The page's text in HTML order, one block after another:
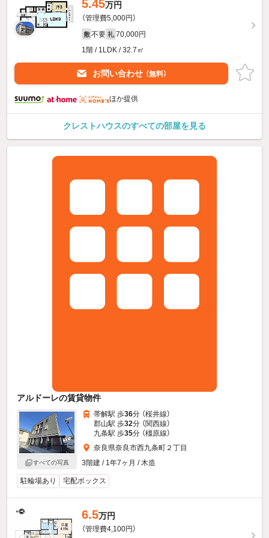
5.45万円
（管理費5,000円）
敷 不要 礼 70,000円
1階 / 1LDK / 32.7㎡
お問い合わせ （無料）
ほか提供
クレストハウスのすべての部屋を見る
アルドーレの賃貸物件
すべての写真
帯解駅 歩36分 （桜井線）
郡山駅 歩32分 （関西線）
九条駅 歩35分 （橿原線）
奈良県奈良市西九条町２丁目
3階建 / 1年7ヶ月 / 木造
駐輪場あり 宅配ボックス
6.5万円
（管理費4,100円）